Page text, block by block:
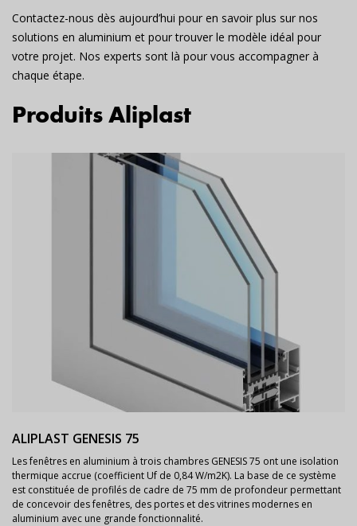
Contactez-nous dès aujourd’hui pour en savoir plus sur nos
solutions en aluminium et pour trouver le modèle idéal pour
votre projet. Nos experts sont là pour vous accompagner à
chaque étape.
Produits Aliplast
ALIPLAST GENESIS 75
Les fenêtres en aluminium à trois chambres GENESIS 75 ont une isolation
thermique accrue (coefficient Uf de 0,84 W/m2K). La base de ce système
est constituée de profilés de cadre de 75 mm de profondeur permettant
de concevoir des fenêtres, des portes et des vitrines modernes en
aluminium avec une grande fonctionnalité.